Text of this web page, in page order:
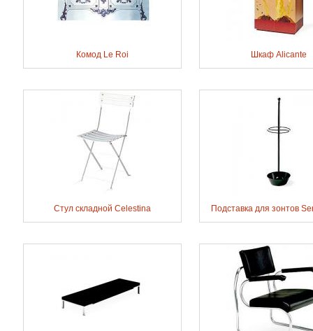
Комод Le Roi Шкаф Alicante
Стул складной Celestina Подставка для зонтов